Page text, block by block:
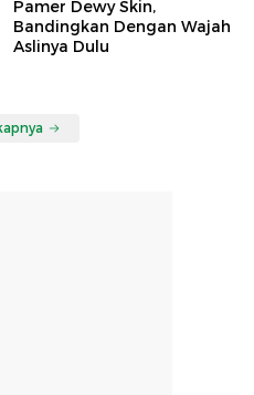
Pamer Dewy Skin,
Bandingkan Dengan Wajah
Aslinya Dulu